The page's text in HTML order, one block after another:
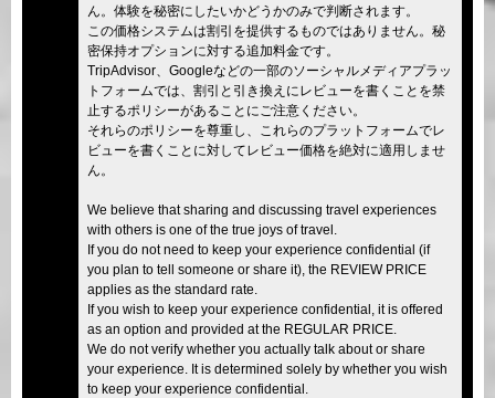
ん。体験を秘密にしたいかどうかのみで判断されます。
この価格システムは割引を提供するものではありません。秘
密保持オプションに対する追加料金です。
TripAdvisor、Googleなどの一部のソーシャルメディアプラッ
トフォームでは、割引と引き換えにレビューを書くことを禁
止するポリシーがあることにご注意ください。
それらのポリシーを尊重し、これらのプラットフォームでレ
ビューを書くことに対してレビュー価格を絶対に適用しませ
ん。
We believe that sharing and discussing travel experiences
with others is one of the true joys of travel.
If you do not need to keep your experience confidential (if
you plan to tell someone or share it), the REVIEW PRICE
applies as the standard rate.
If you wish to keep your experience confidential, it is offered
as an option and provided at the REGULAR PRICE.
We do not verify whether you actually talk about or share
your experience. It is determined solely by whether you wish
to keep your experience confidential.